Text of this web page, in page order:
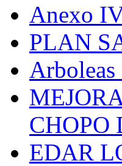
Anexo
PLAN
Arboleas
CHOPO
EDAR